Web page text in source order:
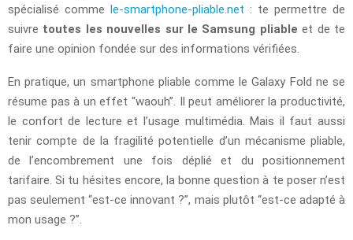
spécialisé comme le-smartphone-pliable.net : te permettre de
suivre toutes les nouvelles sur le Samsung pliable et de te
faire une opinion fondée sur des informations vérifiées.
En pratique, un smartphone pliable comme le Galaxy Fold ne se
résume pas à un effet “waouh”. Il peut améliorer la productivité,
le confort de lecture et l’usage multimédia. Mais il faut aussi
tenir compte de la fragilité potentielle d’un mécanisme pliable,
de l’encombrement une fois déplié et du positionnement
tarifaire. Si tu hésites encore, la bonne question à te poser n’est
pas seulement “est-ce innovant ?”, mais plutôt “est-ce adapté à
mon usage ?”.